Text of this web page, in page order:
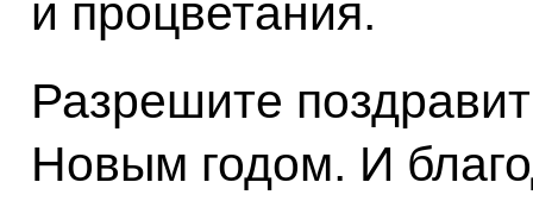
и процветания.
Разрешите
Новым годом. И